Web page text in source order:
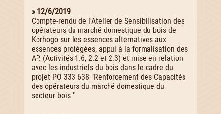
» 12/6/2019
Compte-rendu de l'Atelier de Sensibilisation des
opérateurs du marché domestique du bois de
Korhogo sur les essences alternatives aux
essences protégées, appui à la formalisation des
AP. (Activités 1.6, 2.2 et 2.3) et mise en relation
avec les industriels du bois dans le cadre du
projet PO 333 638 "Renforcement des Capacités
des opérateurs du marché domestique du
secteur bois "